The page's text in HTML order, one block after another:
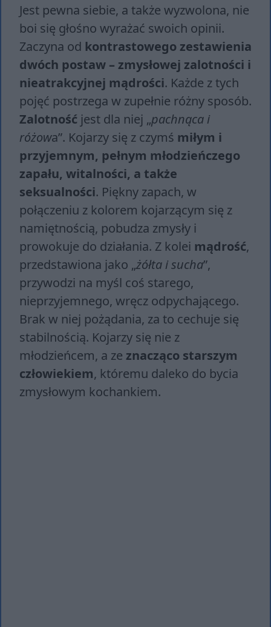
Jest pewna siebie, a także wyzwolona, nie
boi się głośno wyrażać swoich opinii.
Zaczyna od kontrastowego zestawienia
dwóch postaw – zmysłowej zalotności i
nieatrakcyjnej mądrości. Każde z tych
pojęć postrzega w zupełnie różny sposób.
Zalotność jest dla niej „pachnąca i
różowa”. Kojarzy się z czymś miłym i
przyjemnym, pełnym młodzieńczego
zapału, witalności, a także
seksualności. Piękny zapach, w
połączeniu z kolorem kojarzącym się z
namiętnością, pobudza zmysły i
prowokuje do działania. Z kolei mądrość,
przedstawiona jako „żółta i sucha”,
przywodzi na myśl coś starego,
nieprzyjemnego, wręcz odpychającego.
Brak w niej pożądania, za to cechuje się
stabilnością. Kojarzy się nie z
młodzieńcem, a ze znacząco starszym
człowiekiem, któremu daleko do bycia
zmysłowym kochankiem.